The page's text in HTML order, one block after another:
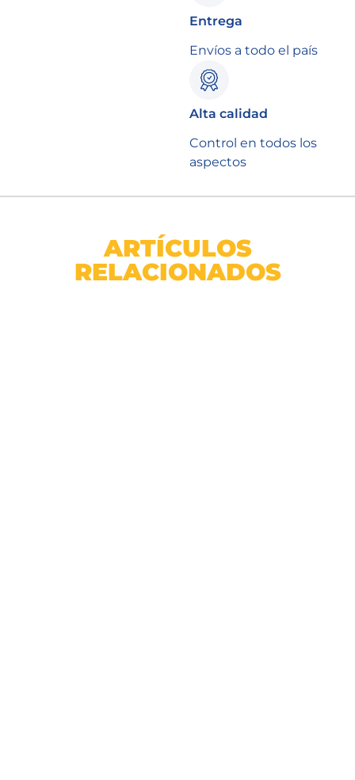
Entrega
Envíos a todo el país
Alta calidad
Control en todos los
aspectos
ARTÍCULOS
RELACIONADOS